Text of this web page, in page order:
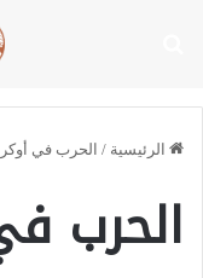
الرئيسية / الحرب في
الحرب